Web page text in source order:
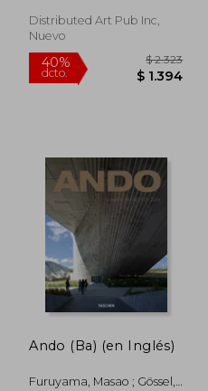
40%
dcto. $ 960
Distributed Art Pub Inc,
Nuevo
Ando (Ba) (en Inglés)
Furuyama, Masao ; Gössel,